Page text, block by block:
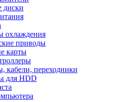
диски
охлаждения
приводы
карты
кабели, переходники
для HDD